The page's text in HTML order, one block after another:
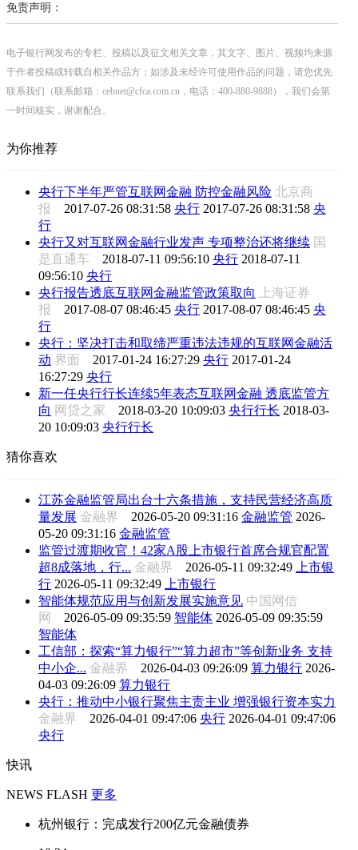
免责声明：
电子银行网发布的专栏、投稿以及征文相关文章，其文字、图片、视频均来源
于作者投稿或转载自相关作品方；如涉及未经许可使用作品的问题，请您优先
联系我们（联系邮箱：cebnet@cfca.com.cn，电话：400-880-9888），我们会第
一时间核实，谢谢配合。
为你推荐
央行下半年严管互联网金融 防控金融风险 北京商
报 2017-07-26 08:31:58 央行 2017-07-26 08:31:58 央
行
央行又对互联网金融行业发声 专项整治还将继续 国
是直通车 2018-07-11 09:56:10 央行 2018-07-11
09:56:10 央行
央行报告透底互联网金融监管政策取向
上海证券
报 2017-08-07 08:46:45 央行 2017-08-07 08:46:45 央
行
央行：坚决打击和取缔严重违法违规的互联网金融活
动 界面 2017-01-24 16:27:29 央行 2017-01-24
16:27:29 央行
新一任央行行长连续5年表态互联网金融 透底监管方
向 网贷之家 2018-03-20 10:09:03 央行行长 2018-03-
20 10:09:03 央行行长
猜你喜欢
江苏金融监管局出台十六条措施，支持民营经济高质
量发展 金融界 2026-05-20 09:31:16 金融监管 2026-
05-20 09:31:16 金融监管
监管过渡期收官！42家A股上市银行首席合规官配置
超8成落地，行... 金融界 2026-05-11 09:32:49
上市银
行 2026-05-11 09:32:49
上市银行
智能体规范应用与创新发展实施意见 中国网信
网 2026-05-09 09:35:59 智能体 2026-05-09 09:35:59
智能体
工信部：探索“算力银行”“算力超市”等创新业务 支持
中小企... 金融界 2026-04-03 09:26:09 算力银行 2026-
04-03 09:26:09 算力银行
央行：推动中小银行聚焦主责主业 增强银行资本实力
金融界 2026-04-01 09:47:06 央行 2026-04-01 09:47:06
央行
快讯
NEWS FLASH 更多
杭州银行：完成发行200亿元金融债券